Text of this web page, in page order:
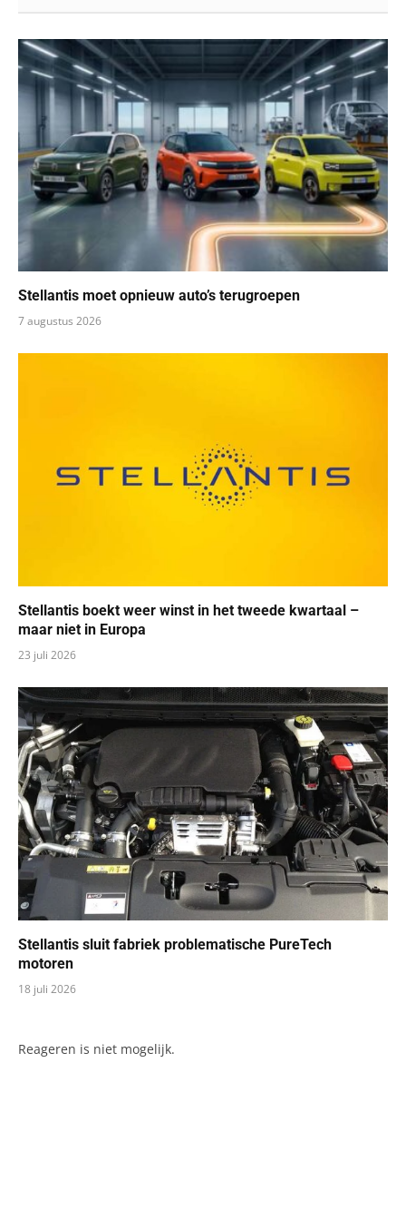
Stellantis moet opnieuw auto’s terugroepen
7 augustus 2026
Stellantis boekt weer winst in het tweede kwartaal –
maar niet in Europa
23 juli 2026
Stellantis sluit fabriek problematische PureTech
motoren
18 juli 2026
Reageren is niet mogelijk.